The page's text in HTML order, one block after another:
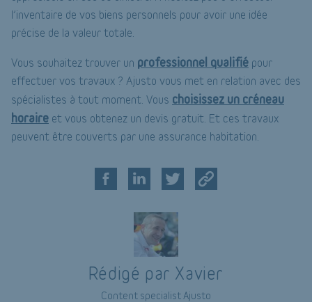
l’inventaire de vos biens personnels pour avoir une idée
précise de la valeur totale.
Vous souhaitez trouver un professionnel qualifié pour
effectuer vos travaux ? Ajusto vous met en relation avec des
spécialistes à tout moment. Vous choisissez un créneau
horaire et vous obtenez un devis gratuit. Et ces travaux
peuvent être couverts par une assurance habitation.
Rédigé par Xavier
Content specialist Ajusto